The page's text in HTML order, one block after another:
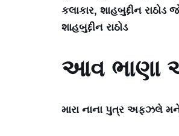
કલાકાર, શાહબુદ્દીન રાઠોડ
શાહબુદ્દીન રાઠોડ
આવ ભાણા
મારા નાના પુત્ર અફઝલે